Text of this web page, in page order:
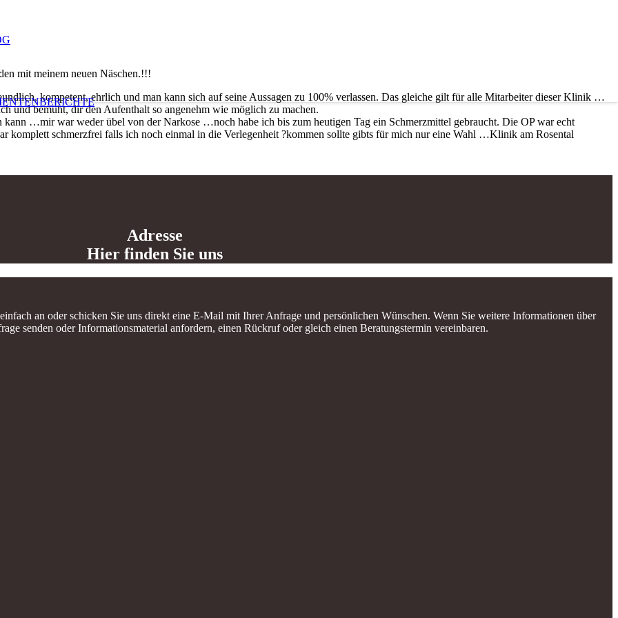
mit meinem neuen Näschen.!!!
kompetent, ehrlich und man kann sich auf seine Aussagen zu 100% verlassen. Das gleiche gilt für alle Mitarbeiter dieser Klinik …
und bemüht, dir den Aufenthalt so angenehm wie möglich zu machen.
…mir war weder übel von der Narkose …noch habe ich bis zum heutigen Tag ein Schmerzmittel gebraucht. Die OP war echt
komplett schmerzfrei falls ich noch einmal in die Verlegenheit ?kommen sollte gibts für mich nur eine Wahl …Klinik am Rosental
Adresse
Hier finden Sie uns
an oder schicken Sie uns direkt eine E-Mail mit Ihrer Anfrage und persönlichen Wünschen. Wenn Sie weitere Informationen über
senden oder Informationsmaterial anfordern, einen Rückruf oder gleich einen Beratungstermin vereinbaren.